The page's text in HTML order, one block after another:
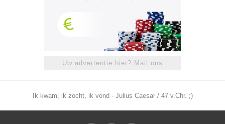
Uw advertentie hier? Mail ons
Ik kwam, ik zocht, ik vond - Julius Caesar / 47 v.Chr. ;)